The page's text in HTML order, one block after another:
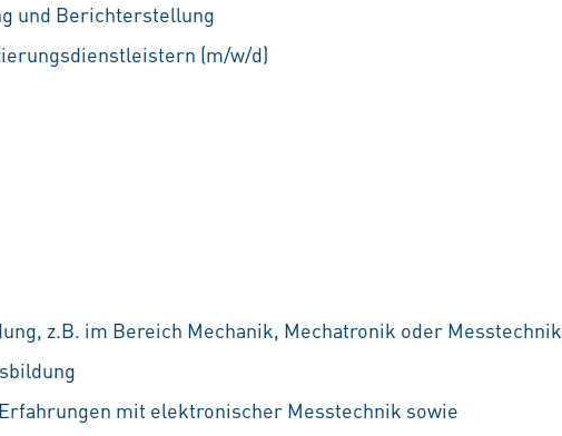
und Berichterstellung
(m/w/d)
z.B. im Bereich Mechanik, Mechatronik oder Messtechnik
mit elektronischer Messtechnik sowie